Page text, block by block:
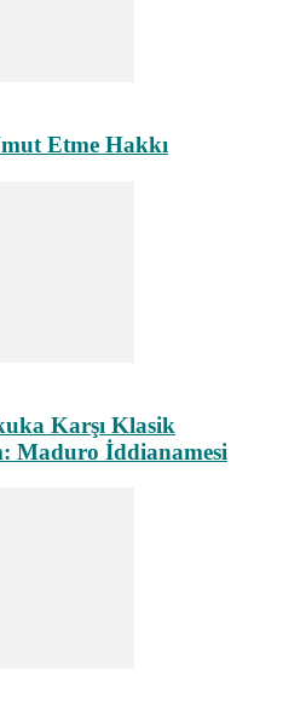
Etme Hakkı
Karşı Klasik
Maduro İddianamesi